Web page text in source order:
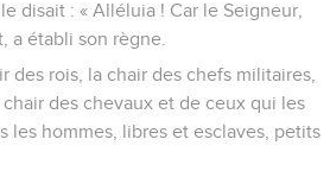
disait : « Alléluia ! Car le Seigneur,
a établi son règne.
des rois, la chair des chefs militaires,
chair des chevaux et de ceux qui les
les hommes, libres et esclaves, petits